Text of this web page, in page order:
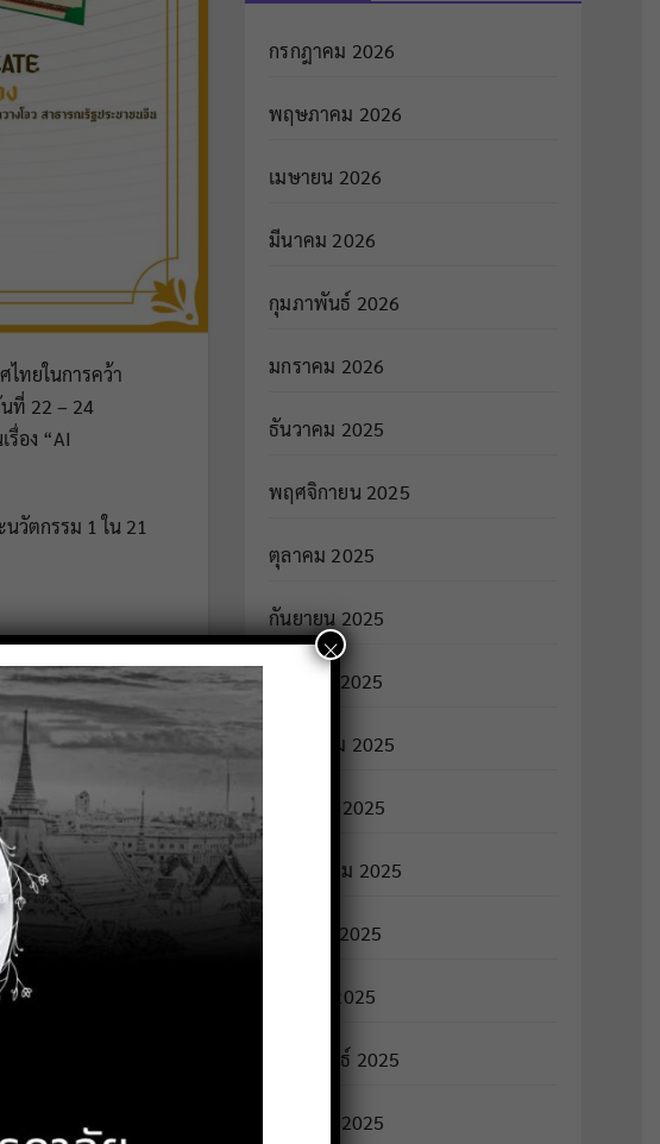
ไทยในการคว้า
ที่ 22 – 24
อง “AI
วัตกรรม 1 ใน 21
ในครั้งนี้ ได้แก่
อุดอ้าย นายธนกฤต
กรกฎาคม 2026
พฤษภาคม 2026
เมษายน 2026
มีนาคม 2026
กุมภาพันธ์ 2026
มกราคม 2026
ธันวาคม 2025
พฤศจิกายน 2025
ตุลาคม 2025
กันยายน 2025
สิงหาคม 2025
กรกฎาคม 2025
มิถุนายน 2025
พฤษภาคม 2025
เมษายน 2025
มีนาคม 2025
กุมภาพันธ์ 2025
มกราคม 2025
×